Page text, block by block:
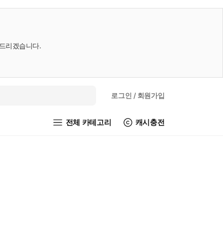
리겠습니다.
로그인 / 회원가입
전체 카테고리 캐시충전